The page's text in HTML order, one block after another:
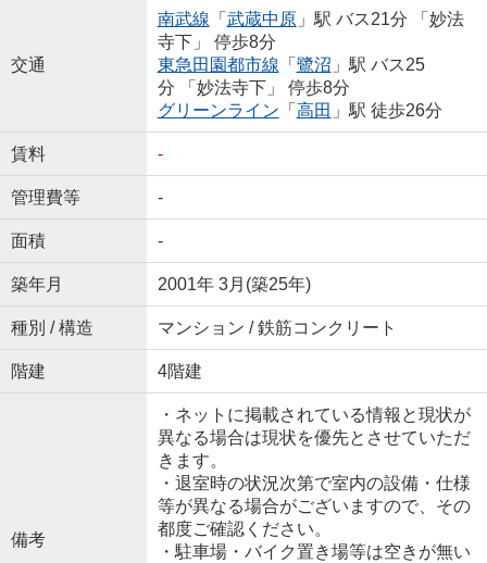
交通
南武線 「 武蔵中原」駅 バス21分 「妙法
寺下」 停歩8分
東急田園都市線 「 鷺沼 」駅 バス25
分 「妙法寺下」 停歩8分
グリーンライン 「 高田 」駅 徒歩26分
賃料 -
管理費等 -
面積 -
築年月 2001年 3月(築25年)
種別 / 構造 マンション / 鉄筋コンクリート
階建 4階建
備考
・ネットに掲載されている情報と現状が
異なる場合は現状を優先とさせていただ
きます。
・退室時の状況次第で室内の設備・仕様
等が異なる場合がございますので、その
都度ご確認ください。
・駐車場・バイク置き場等は空きが無い